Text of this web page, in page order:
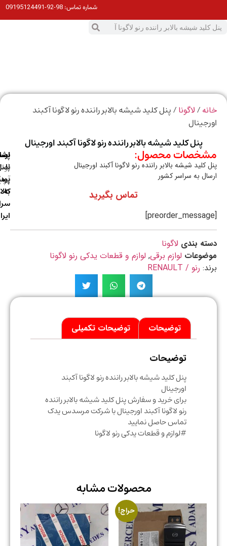
شماره تماس:98-92-09195124491
/لاگونا / پنل کلید شیشه بالابر راننده رنو لاگونا آکبند
پنل کلید شیشه بالابر راننده رنو لاگونا آکبند اورجینال
محصول:
کلید شیشه بالابر راننده رنو لاگونا آکبند اورجینال
به سراسر کشور
تماس بگیرید
بندی لاگونا
لوازم برقی,لوازم و قطعات یدکی رنو لاگونا
رنو / RENAULT
سراسر
اصالت
پشتیبانی
(واتس
توضیحات توضیحات تکمیلی
توضیحات
پنل کلید شیشه بالابر راننده رنو لاگونا آکبند
اورجینال
برای خرید و سفارش پنل کلید شیشه بالابر راننده
رنو لاگونا آکبند اورجینال با شرکت مرسدس یدک
تماس حاصل نمایید
#لوازم و قطعات یدکی رنو لاگونا
محصولات مشابه
حراج!